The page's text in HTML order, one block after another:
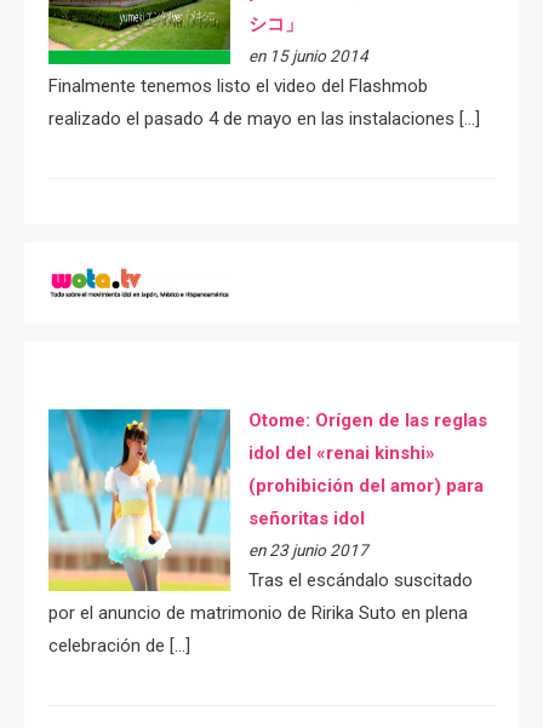
シコ」
en 15 junio 2014
Finalmente tenemos listo el video del Flashmob
realizado el pasado 4 de mayo en las instalaciones […]
Otome: Orígen de las reglas
idol del «renai kinshi»
(prohibición del amor) para
señoritas idol
en 23 junio 2017
Tras el escándalo suscitado
por el anuncio de matrimonio de Ririka Suto en plena
celebración de […]